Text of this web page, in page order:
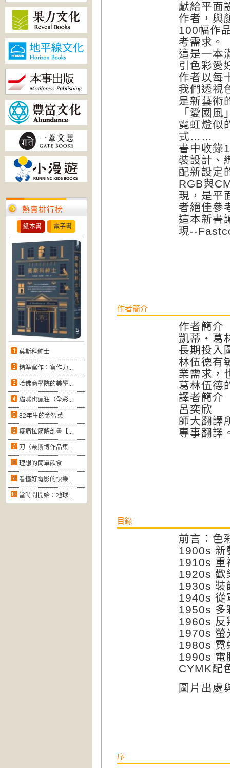
熱賣排行榜
紙本書 電子書
莫斯科紳士
精準寫作：寫作力...
哈佛商學院的美學...
貓咪也瘋狂（全彩...
82年生的金智英
痠痛拉筋解剖書【...
刀（奈斯博作品集...
理想的簡單飲食
看懂好電影的快樂...
當時間開始：地球...
獻給平面
作者，與
100幅作
考需求。
這是一本
引色彩愛
作者以每
我們透視
是新藝術
「愛國
霓虹燈似
式……
書中收錄
裝設計、
配新設定
RGB與
現，是平
者絕佳參
這本新書
現--
作者簡介
作者簡
凱蒂・葛
長期投入
林伍德有
業需求，
葛林伍德
譯者簡
呂奕欣
師大翻譯
專事翻譯
目錄
前言：色
1900s
1910s 重
1920s 歡
1930s 裝
1940s 從
1950s 多
1960s 反
1970s 螢
1980s 霓
1990s 電
CYMK配
圖片出處
序